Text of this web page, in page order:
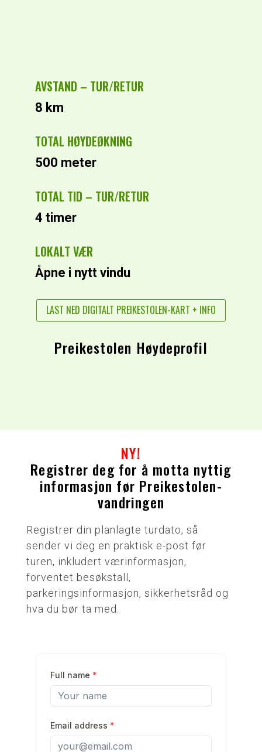
AVSTAND – TUR/RETUR
8 km
TOTAL HØYDEØKNING
500 meter
TOTAL TID – TUR/RETUR
4 timer
LOKALT VÆR
Åpne i nytt vindu
LAST NED DIGITALT PREIKESTOLEN-KART + INFO
Preikestolen Høydeprofil
NY!
Registrer deg for å motta nyttig
informasjon før Preikestolen-
vandringen
Registrer din planlagte turdato, så
sender vi deg en praktisk e-post før
turen, inkludert værinformasjon,
forventet besøkstall,
parkeringsinformasjon, sikkerhetsråd og
hva du bør ta med.